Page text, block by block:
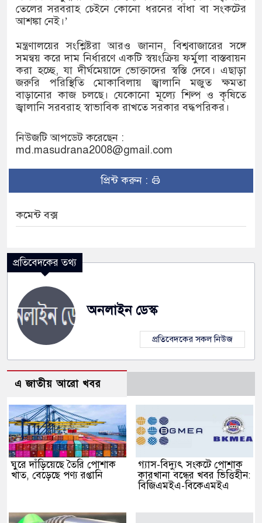
তেলের সরবরাহ চেইনে কোনো ধরনের বাঁধা বা সংকটের
আশঙ্কা নেই।’
মন্ত্রণালয়ের সংশ্লিষ্টরা আরও জানান, বিশ্ববাজারের সঙ্গে
সমন্বয় করে দাম নির্ধারণে একটি স্বয়ংক্রিয় ফর্মুলা বাস্তবায়ন
করা হচ্ছে, যা দীর্ঘমেয়াদে ভোক্তাদের স্বস্তি দেবে। এছাড়া
জরুরি পরিস্থিতি মোকাবিলায় জ্বালানি মজুত ক্ষমতা
বাড়ানোর কাজ চলছে। যেকোনো মূল্যে শিল্প ও কৃষিতে
জ্বালানি সরবরাহ স্বাভাবিক রাখতে সরকার বদ্ধপরিকর।
নিউজটি আপডেট করেছেন :
md.masudrana2008@gmail.com
প্রিন্ট করুন :
কমেন্ট বক্স
প্রতিবেদকের তথ্য
অনলাইন ডেস্ক
প্রতিবেদকের সকল নিউজ
এ জাতীয় আরো খবর
ঘুরে দাঁড়িয়েছে তৈরি পোশাক
খাত, বেড়েছে পণ্য রপ্তানি
গ্যাস-বিদ্যুৎ সংকটে পোশাক
কারখানা বন্ধের খবর ভিত্তিহীন:
বিজিএমইএ-বিকেএমইএ